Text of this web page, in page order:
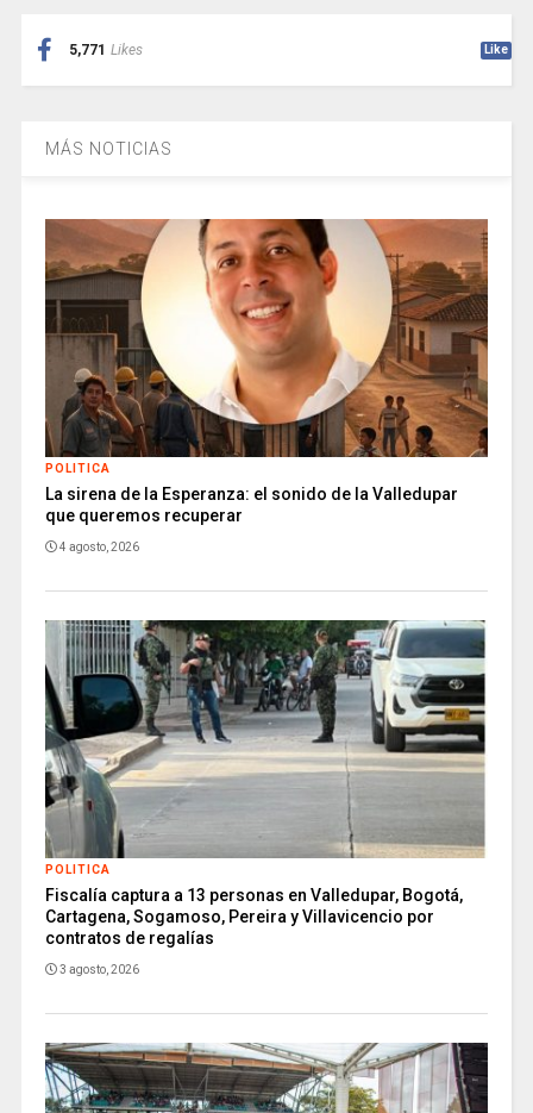
5,771 Likes Like
MÁS NOTICIAS
POLITICA
La sirena de la Esperanza: el sonido de la Valledupar
que queremos recuperar
4 agosto, 2026
POLITICA
Fiscalía captura a 13 personas en Valledupar, Bogotá,
Cartagena, Sogamoso, Pereira y Villavicencio por
contratos de regalías
3 agosto, 2026